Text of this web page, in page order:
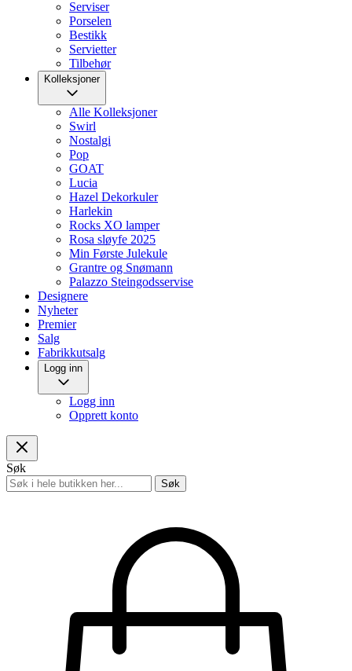
Serviser
Porselen
Bestikk
Servietter
Tilbehør
Kolleksjoner
Alle Kolleksjoner
Swirl
Nostalgi
Pop
GOAT
Lucia
Hazel Dekorkuler
Harlekin
Rocks XO lamper
Rosa sløyfe 2025
Min Første Julekule
Grantre og Snømann
Palazzo Steingodsservise
Designere
Nyheter
Premier
Salg
Fabrikkutsalg
Logg inn
Logg inn
Opprett konto
Søk
Søk